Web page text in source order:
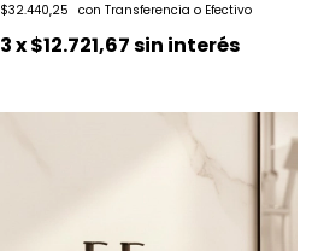
$32.440,25
3x$12.721,67sin interés